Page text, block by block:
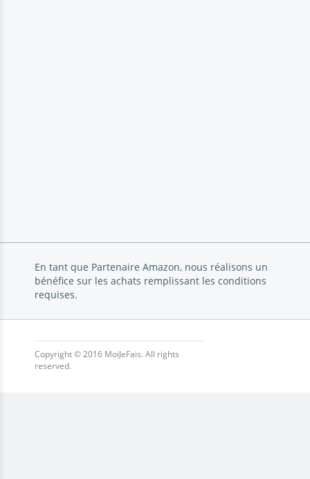
En tant que Partenaire Amazon, nous réalisons un
bénéfice sur les achats remplissant les conditions
requises.
Copyright © 2016 MoiJeFais. All rights
reserved.